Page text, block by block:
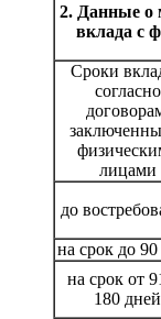
2. Данные о
вклада с
Сроки
согласно
лицами
до
на срок до
на срок от
180 дней